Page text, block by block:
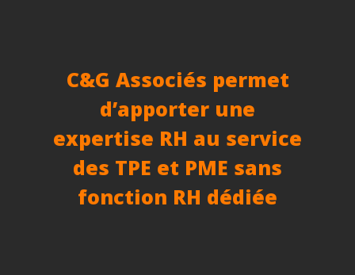
C&G Associés permet
d’apporter une
expertise RH au service
des TPE et PME sans
fonction RH dédiée